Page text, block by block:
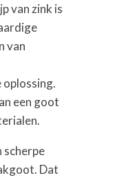
van zink is
van
een goot
scherpe
Dat